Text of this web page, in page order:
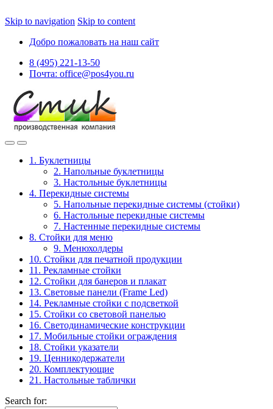
Skip to navigation Skip to content
Добро пожаловать на наш сайт
8 (495) 221-13-50
Почта: office@pos4you.ru
1. Буклетницы
2. Напольные буклетницы
3. Настольные буклетницы
4. Перекидные системы
5. Напольные перекидные системы (стойки)
6. Настольные перекидные системы
7. Настенные перекидные системы
8. Стойки для меню
9. Менюхолдеры
10. Стойки для печатной продукции
11. Рекламные стойки
12. Стойки для банеров и плакат
13. Световые панели (Frame Led)
14. Рекламные стойки с подсветкой
15. Стойки со световой панелью
16. Светодинамические конструкции
17. Мобильные стойки ограждения
18. Стойки указатели
19. Ценникодержатели
20. Комплектующие
21. Настольные таблички
Search for: